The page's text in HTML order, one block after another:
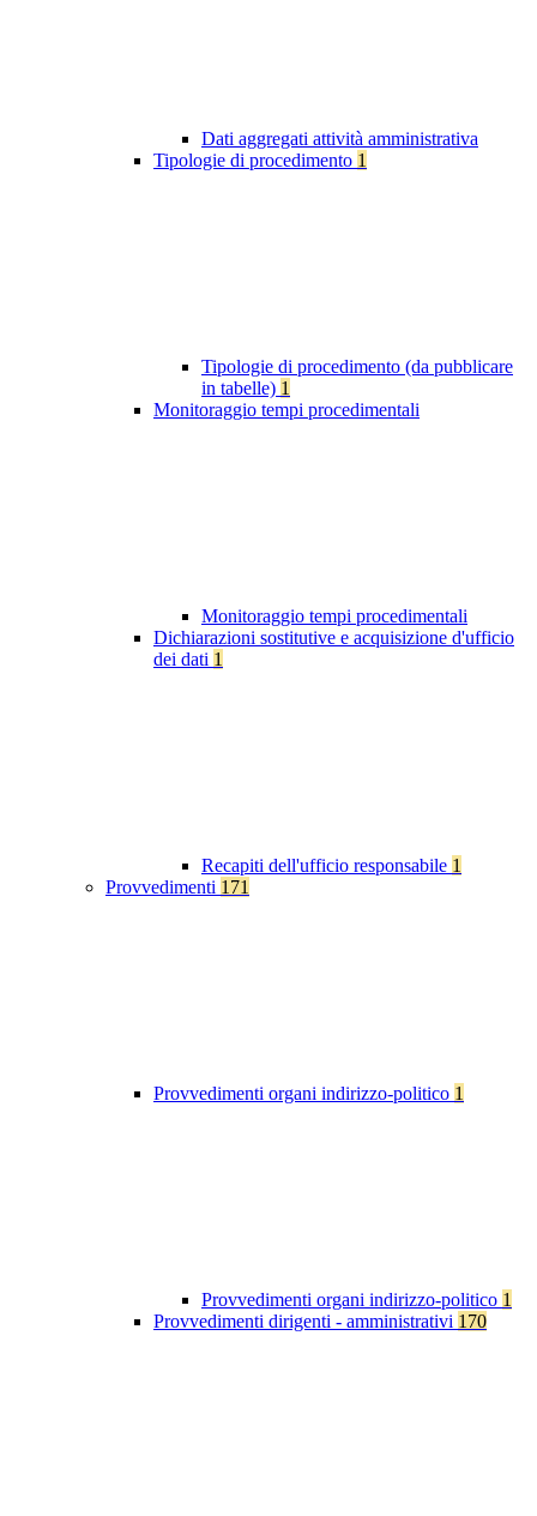
Dati aggregati attività amministrativa
Tipologie di procedimento 1
Tipologie di procedimento (da pubblicare
in tabelle) 1
Monitoraggio tempi procedimentali
Monitoraggio tempi procedimentali
Dichiarazioni sostitutive e acquisizione d'ufficio
dei dati 1
Recapiti dell'ufficio responsabile 1
Provvedimenti 171
Provvedimenti organi indirizzo-politico 1
Provvedimenti organi indirizzo-politico 1
Provvedimenti dirigenti - amministrativi 170